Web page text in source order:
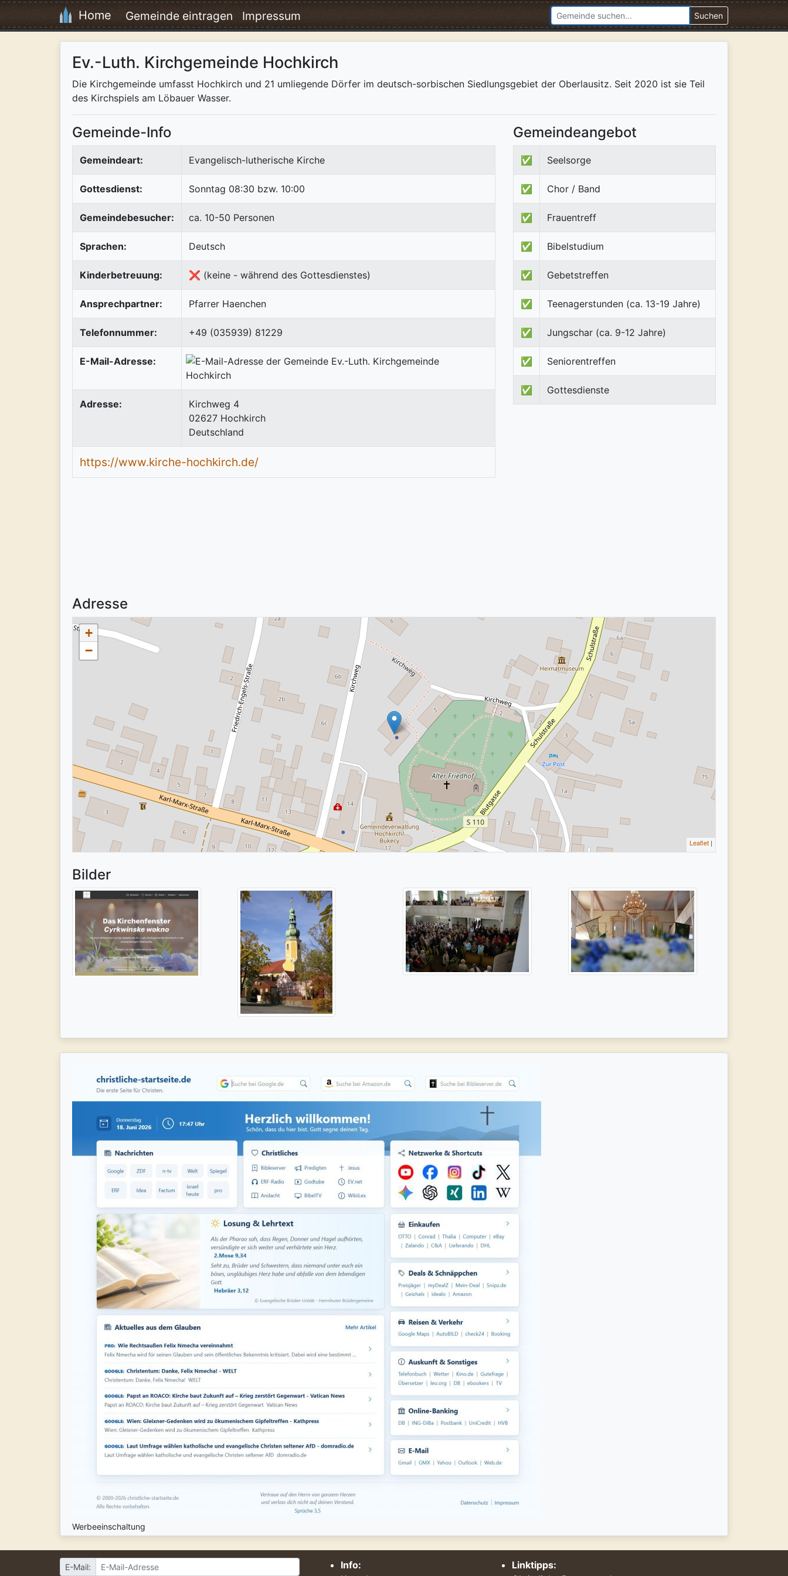
Home Gemeinde eintragen Impressum Suchen
Ev.-Luth. Kirchgemeinde Hochkirch
Die Kirchgemeinde umfasst Hochkirch und 21 umliegende Dörfer im deutsch-sorbischen Siedlungsgebiet der Oberlausitz. Seit 2020 ist sie Teil
des Kirchspiels am Löbauer Wasser.
Gemeinde-Info
Gemeindeart: Evangelisch-lutherische Kirche
Gottesdienst: Sonntag 08:30 bzw. 10:00
Gemeindebesucher: ca. 10-50 Personen
Sprachen: Deutsch
Kinderbetreuung: ❌ (keine - während des Gottesdienstes)
Ansprechpartner: Pfarrer Haenchen
Telefonnummer: +49 (035939) 81229
E-Mail-Adresse:
Adresse:
Kirchweg 4
02627 Hochkirch
Deutschland
https://www.kirche-hochkirch.de/
Gemeindeangebot
✅ Seelsorge
✅ Chor / Band
✅ Frauentreff
✅ Bibelstudium
✅ Gebetstreffen
✅ Teenagerstunden (ca. 13-19 Jahre)
✅ Jungschar (ca. 9-12 Jahre)
✅ Seniorentreffen
✅ Gottesdienste
Adresse
+
−
Leaflet |
Bilder
Werbeeinschaltung
E-Mail:
Info:
Linktipps: